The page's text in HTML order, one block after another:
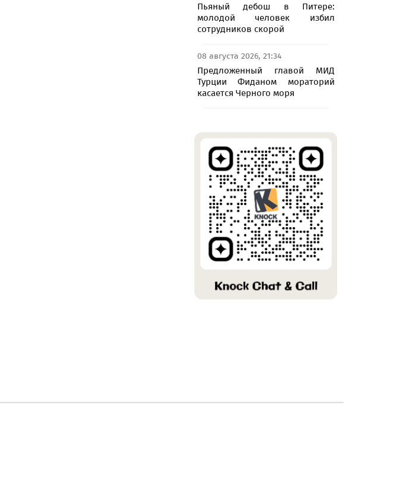
Пьяный дебош в Питере:
молодой человек избил
сотрудников скорой
08 августа 2026, 21:34
Предложенный главой МИД
Турции Фиданом мораторий
касается Черного моря